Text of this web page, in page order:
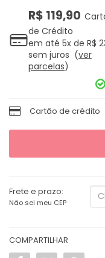
R$ 119,90
de Crédito
em até 5x de R$
sem juros
ver
parcelas
Cartão de crédito
Frete e prazo:
Não sei meu CEP
COMPARTILHAR